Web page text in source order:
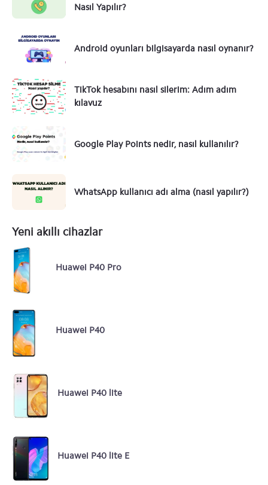
Nasıl Yapılır?
Android oyunları bilgisayarda nasıl oynanır?
TikTok hesabını nasıl silerim: Adım adım
kılavuz
Google Play Points nedir, nasıl kullanılır?
WhatsApp kullanıcı adı alma (nasıl yapılır?)
Yeni akıllı cihazlar
Huawei P40 Pro
Huawei P40
Huawei P40 lite
Huawei P40 lite E